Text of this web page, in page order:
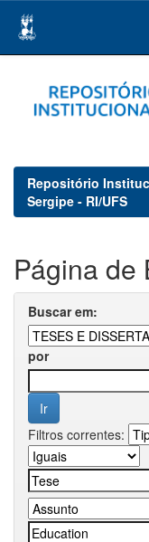
navigation
Repositório
Sergipe - RI/UFS
Página de
Buscar em:
por
Filtros correntes: